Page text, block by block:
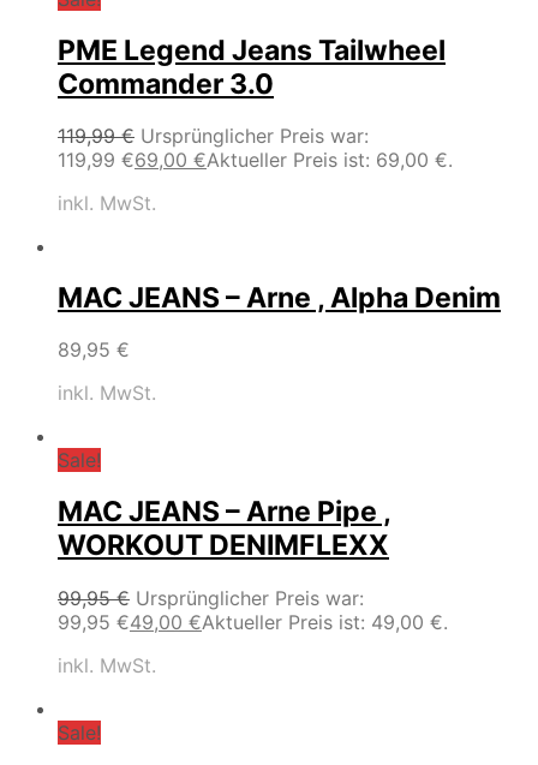
PME Legend Jeans Tailwheel
Commander 3.0
119,99€ Ursprünglicher Preis war:
119,99 €69,00 €Aktueller Preis ist: 69,00 €.
inkl. MwSt.
MAC JEANS – Arne , Alpha Denim
89,95 €
inkl. MwSt.
Sale!
MAC JEANS – Arne Pipe ,
WORKOUT DENIMFLEXX
99,95€ Ursprünglicher Preis war:
99,95 €49,00 €Aktueller Preis ist: 49,00 €.
inkl. MwSt.
Sale!